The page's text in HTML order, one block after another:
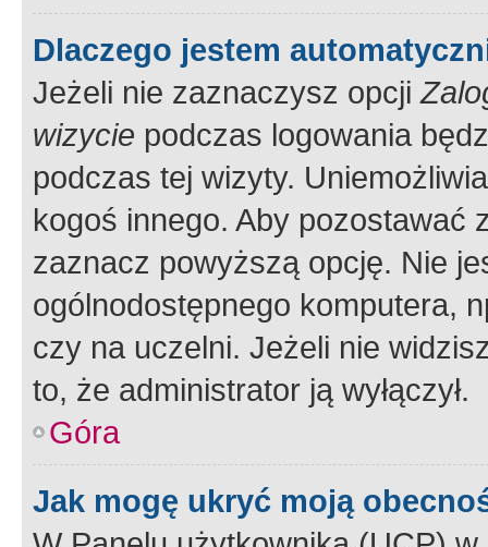
Dlaczego jestem
Jeżeli nie zaznaczysz opcji
wizycie podczas logowania
podczas tej wizyty.
kogoś innego. Aby pozostawać
zaznacz powyższą opcję. Nie
ogólnodostępnego komputera,
czy na uczelni. Jeżeli nie
to, że administrator ją wyłączył.
Góra
Jak mogę ukryć moją